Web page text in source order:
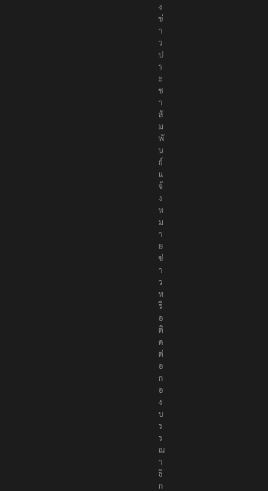
ง
ข่
า
ว
ป
ร
ะ
ช
า
สั
ม
พั
น
ธ์
แ
จ้
ง
ห
ม
า
ย
ข่
า
ว
ห
รื
อ
ติ
ด
ต่
อ
ก
อ
ง
บ
ร
ร
ณ
า
ธิ
ก